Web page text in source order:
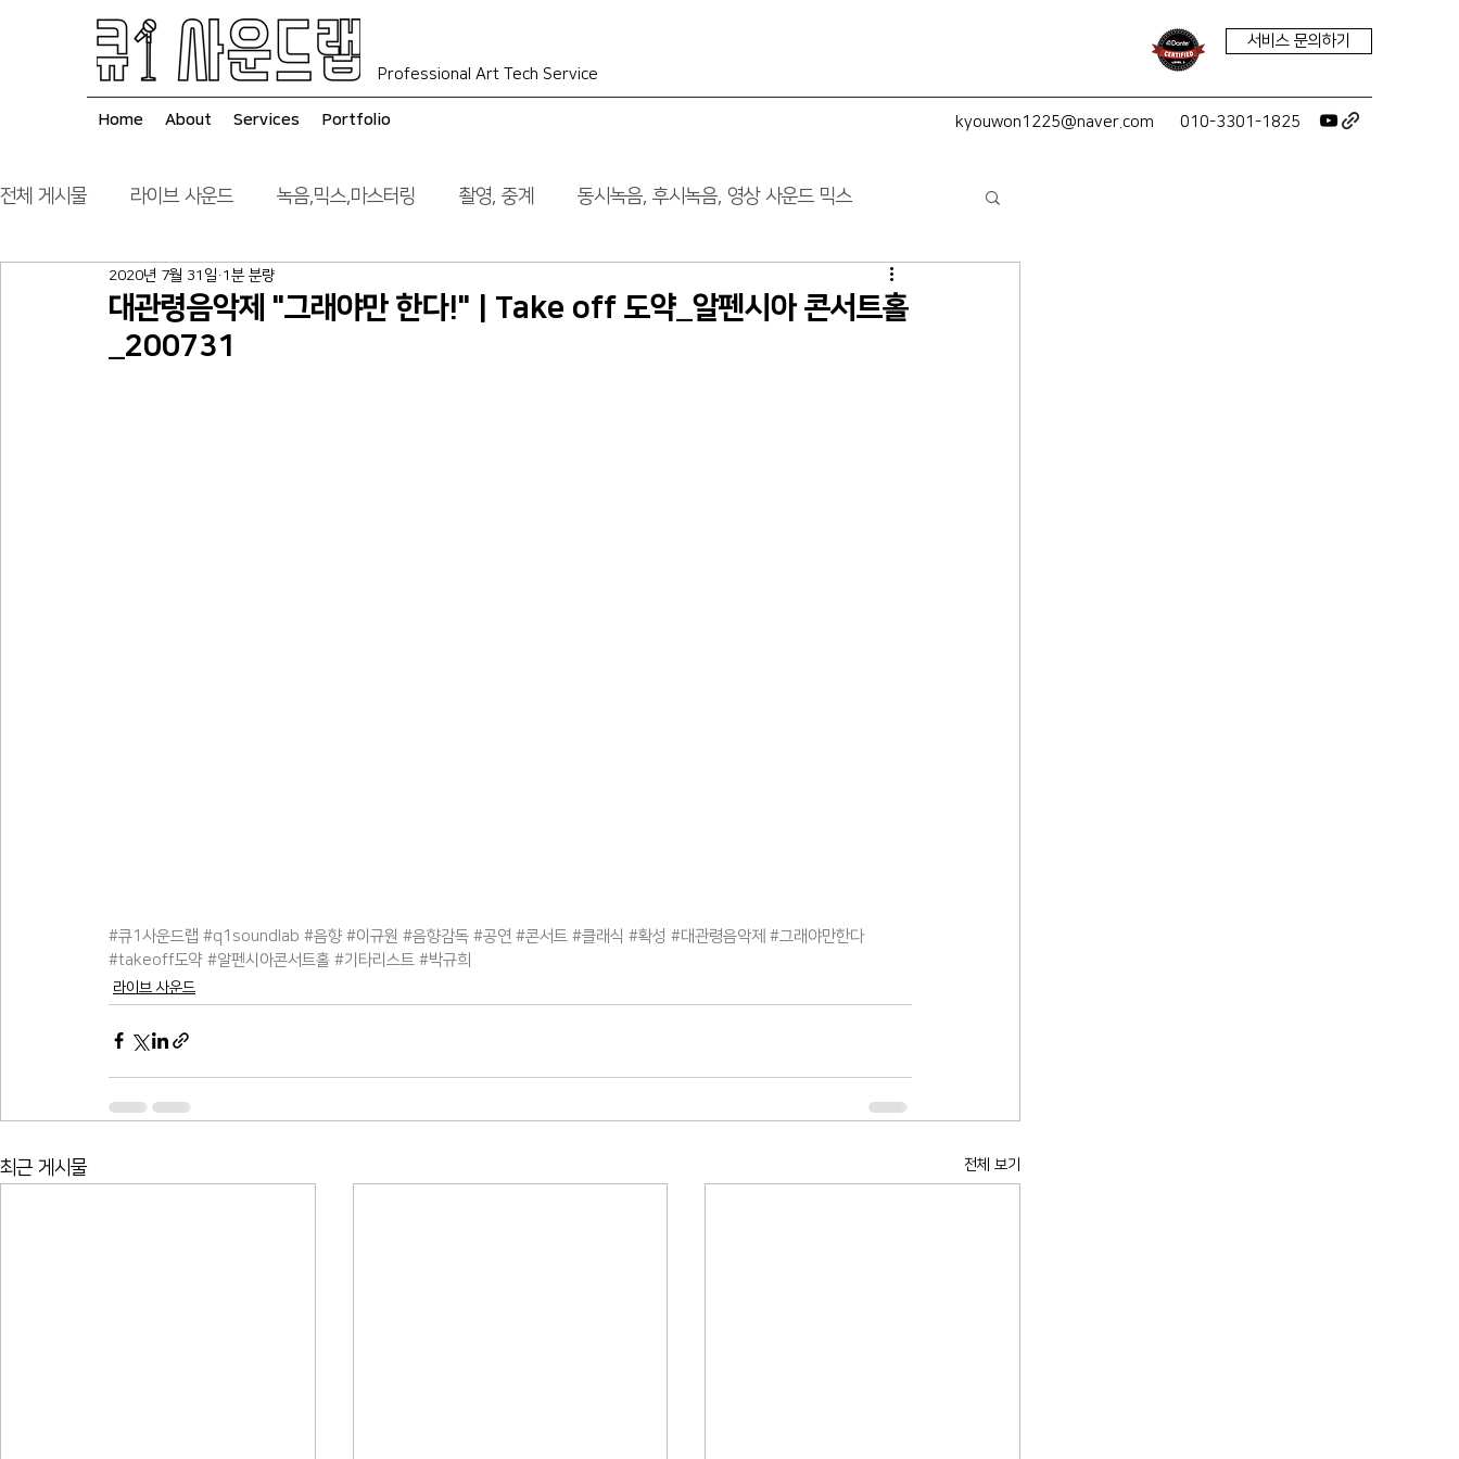
Professional Art Tech Service
서비스 문의하기
Home About Services Portfolio kyouwon1225@naver.com 010-3301-1825
전체 게시물 라이브 사운드 녹음,믹스,마스터링 촬영, 중계 동시녹음, 후시녹음, 영상 사운드 믹스
음향 시스템 컨설팅 시공
대관령음악제 "그래야만 한다!" | Take off 도약_알펜시아 콘서트홀
_200731
2020년 7월 31일 1분 분량
#큐1사운드랩 #q1soundlab #음향 #이규원 #음향감독 #공연 #콘서트 #클래식 #확성 #대관령음악제 #그래야만한다
#takeoff도약 #알펜시아콘서트홀 #기타리스트 #박규희
라이브 사운드
최근 게시물 전체 보기